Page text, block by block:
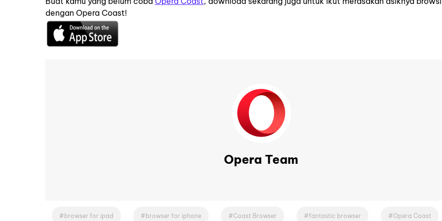
dengan Opera Coast!
Opera Team
browser for ipad browser for iphone Coast Browser fantastic browser Opera Coast